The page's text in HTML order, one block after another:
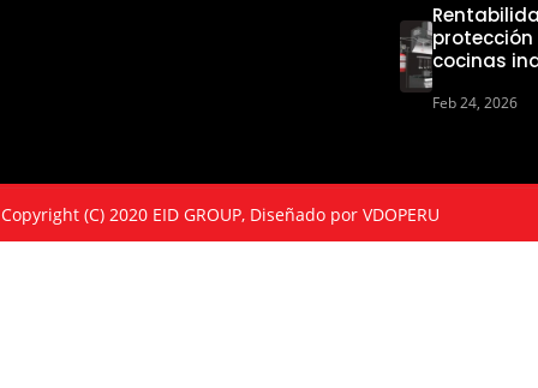
cocinas
Feb 24, 2026
Copyright (C) 2020 EID GROUP, Diseñado por VDOPERU